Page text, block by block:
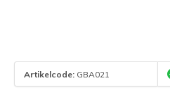
Artikelcode: GBA021